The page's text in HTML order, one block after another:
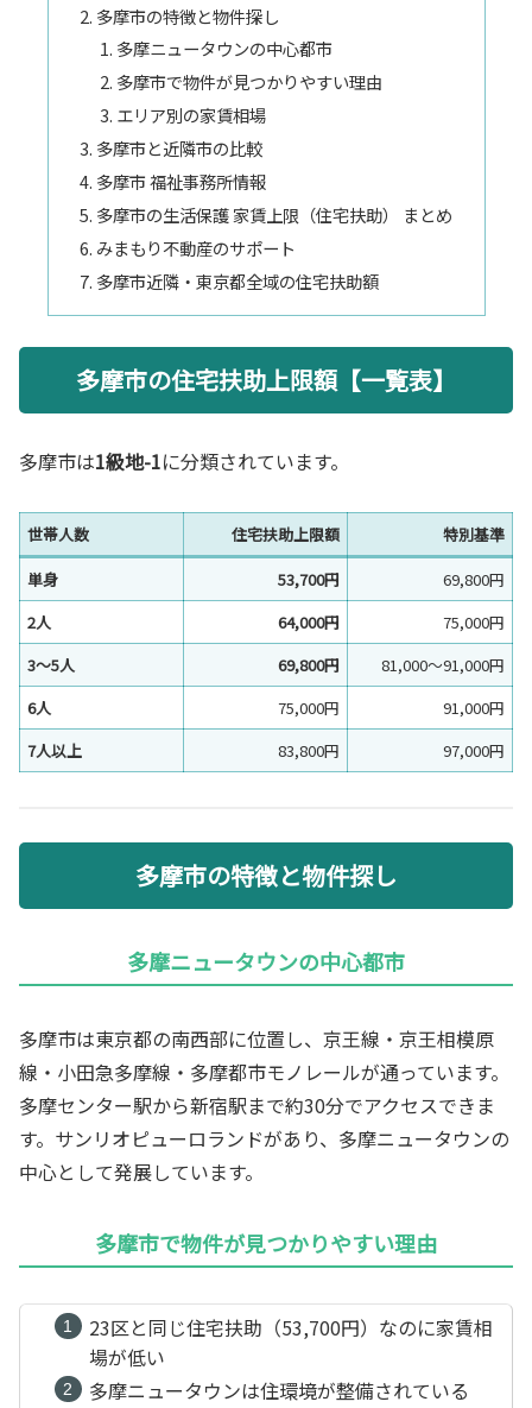
多摩市の特徴と物件探し
多摩ニュータウンの中心都市
多摩市で物件が見つかりやすい理由
エリア別の家賃相場
多摩市と近隣市の比較
多摩市 福祉事務所情報
多摩市の生活保護 家賃上限（住宅扶助） まとめ
みまもり不動産のサポート
多摩市近隣・東京都全域の住宅扶助額
多摩市の住宅扶助上限額【一覧表】
多摩市は1級地-1に分類されています。
世帯人数 住宅扶助上限額
特別基準
単身
53,700円
69,800円
2人
64,000円
75,000円
3〜5人
69,800円
81,000〜91,000円
6人
75,000円
91,000円
7人以上
83,800円 97,000円
多摩市の特徴と物件探し
多摩ニュータウンの中心都市
多摩市は東京都の南西部に位置し、京王線・京王相模原
線・小田急多摩線・多摩都市モノレールが通っています。
多摩センター駅から新宿駅まで約30分でアクセスできま
す。サンリオピューロランドがあり、多摩ニュータウンの
中心として発展しています。
多摩市で物件が見つかりやすい理由
23区と同じ住宅扶助（53,700円）なのに家賃相
場が低い
多摩ニュータウンは住環境が整備されている